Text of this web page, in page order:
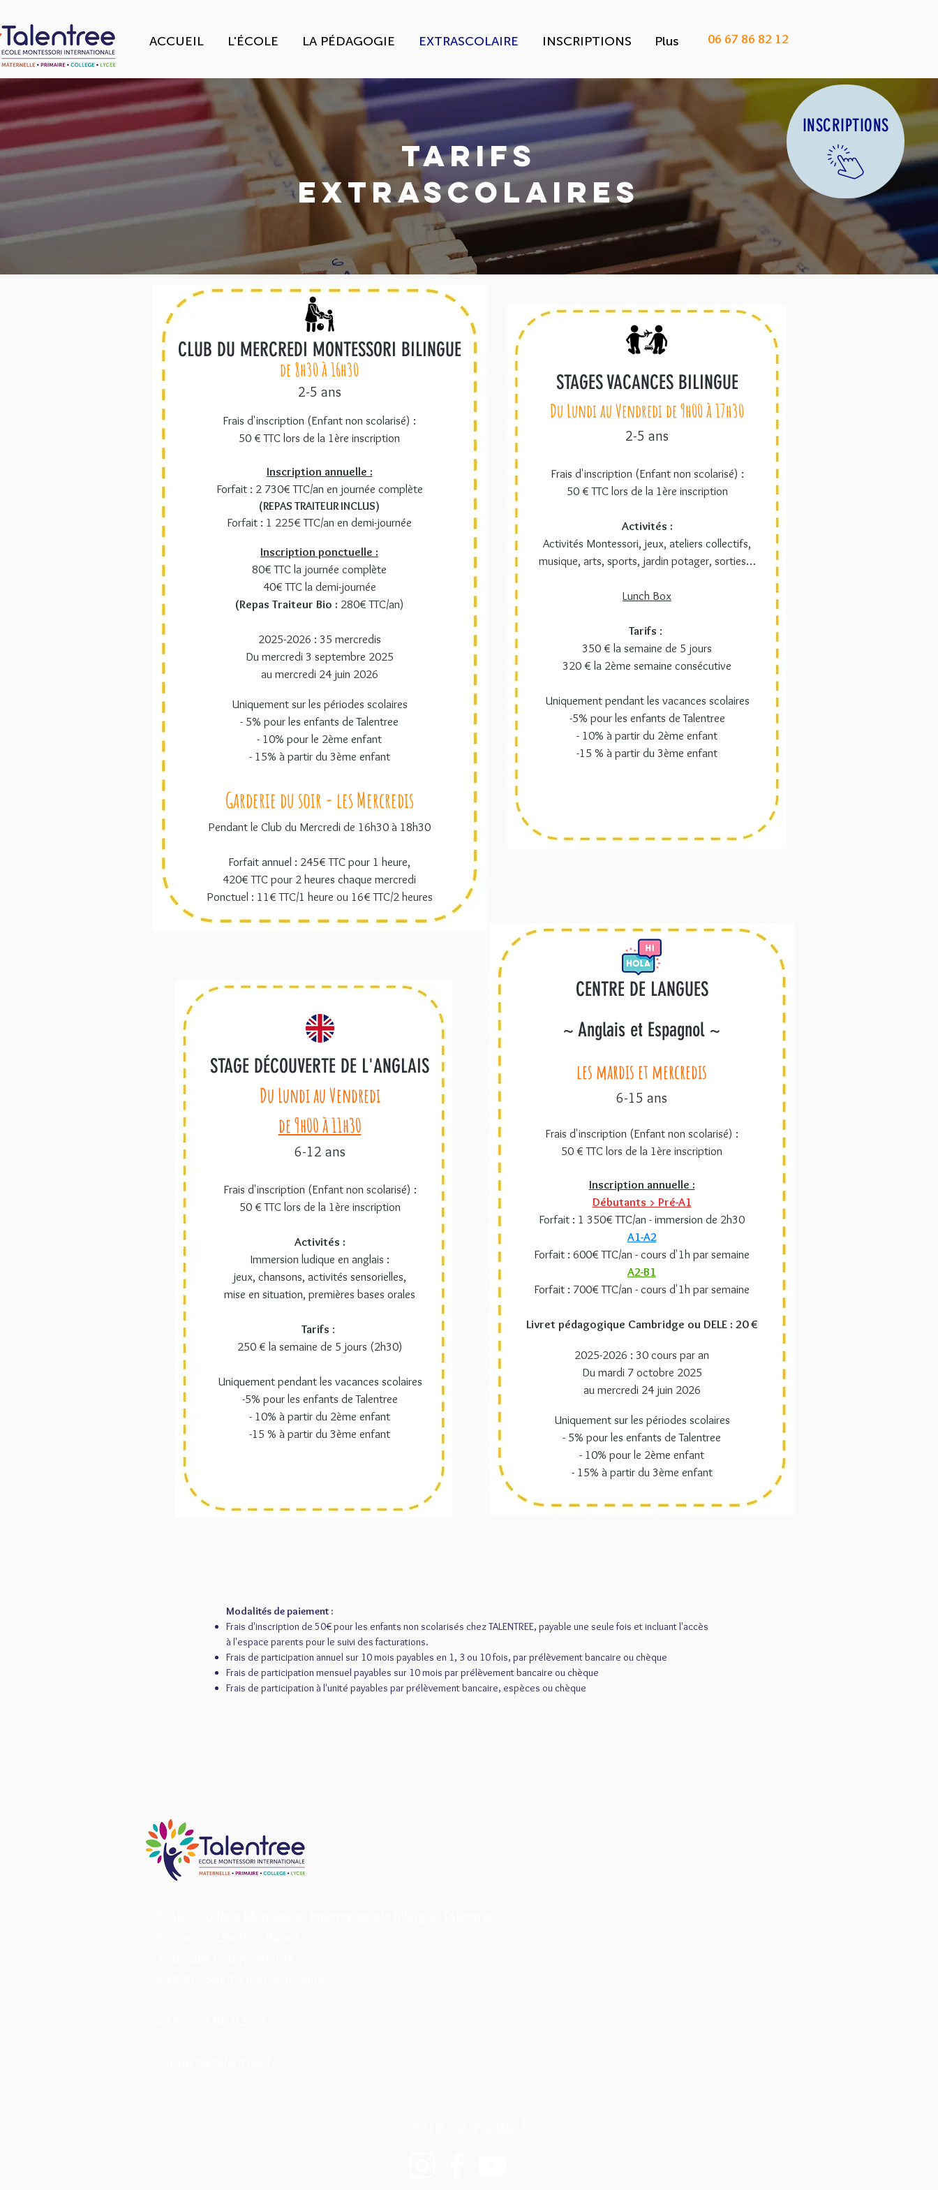
INSCRIPTIONS
ACCUEIL L'ÉCOLE LA PÉDAGOGIE EXTRASCOLAIRE INSCRIPTIONS Plus 06 67 86 82 12
TARIFS
EXTRASCOLAIRES
CLUB DU MERCREDI MONTESSORI BILINGUE
de 8h30 à 16h30
2-5 ans
Frais d'inscription (Enfant non scolarisé) :
50 € TTC lors de la 1ère inscription
Inscription annuelle :
Forfait : 2 730€ TTC/an en journée complète
(REPAS TRAITEUR INCLUS)
Forfait : 1 225€ TTC/an en demi-journée
Inscription ponctuelle :
80€ TTC la journée complète
40€ TTC la demi-journée
(Repas Traiteur Bio : 280€ TTC/an)​
2025-2026 : 35 mercredis
Du mercredi 3 septembre 2025
au mercredi 24 juin 2026
Uniquement sur les périodes scolaires
- 5% pour les enfants de Talentree
- 10% pour le 2ème enfant
- 15% à partir du 3ème enfant
Pendant le Club du Mercredi de 16h30 à 18h30
Forfait annuel : 245€ TTC pour 1 heure,
420€ TTC pour 2 heures chaque mercredi
Ponctuel : 11€ TTC/1 heure ou 16€ TTC/2 heures​
Garderie du soir - les Mercredis
STAGE DÉCOUVERTE DE L'ANGLAIS
Du Lundi au Vendredi
de 9h00 à 11h30
6-12 ans
Frais d'inscription (Enfant non scolarisé) :
50 € TTC lors de la 1ère inscription
Activités :
Immersion ludique en anglais :
jeux, chansons, activités sensorielles,
mise en situation, premières bases orales
Tarifs :
250 € la semaine de 5 jours (2h30)
Uniquement pendant les vacances scolaires
-5% pour les enfants de Talentree
- 10% à partir du 2ème enfant
-15 % à partir du 3ème enfant
STAGES VACANCES BILINGUE
Du Lundi au Vendredi de 9h00 à 17h30
2-5 ans
Frais d'inscription (Enfant non scolarisé) :
50 € TTC lors de la 1ère inscription
Activités :
Activités Montessori, jeux, ateliers collectifs,
musique, arts, sports, jardin potager, sorties…
Lunch Box
Tarifs :
350 € la semaine de 5 jours
320 € la 2ème semaine consécutive
Uniquement pendant les vacances scolaires
-5% pour les enfants de Talentree
- 10% à partir du 2ème enfant
-15 % à partir du 3ème enfant
CENTRE DE LANGUES
~ Anglais et Espagnol ~
les mardis et mercredis
6-15 ans
Frais d'inscription (Enfant non scolarisé) :
50 € TTC lors de la 1ère inscription
Inscription annuelle :
Débutants > Pré-A1
Forfait : 1 350€ TTC/an - immersion de 2h30
A1-A2
Forfait : 600€ TTC/an - cours d'1h par semaine
A2-B1
Forfait : 700€ TTC/an - cours d'1h par semaine
Livret pédagogique Cambridge ou DELE : 20 €
2025-2026 : 30 cours par an
Du mardi 7 octobre 2025
au mercredi 24 juin 2026
Uniquement sur les périodes scolaires
- 5% pour les enfants de Talentree
- 10% pour le 2ème enfant
- 15% à partir du 3ème enfant
Modalités de paiement :
Frais d'inscription de 50€ pour les enfants non scolarisés chez TALENTREE, payable une seule fois et incluant l'accès
à l'espace parents pour le suivi des facturations.
Frais de participation annuel sur 10 mois payables en 1, 3 ou 10 fois, par prélèvement bancaire ou chèque
Frais de participation mensuel payables sur 10 mois par prélèvement bancaire ou chèque
Frais de participation à l'unité payables par prélèvement bancaire, espèces ou chèque